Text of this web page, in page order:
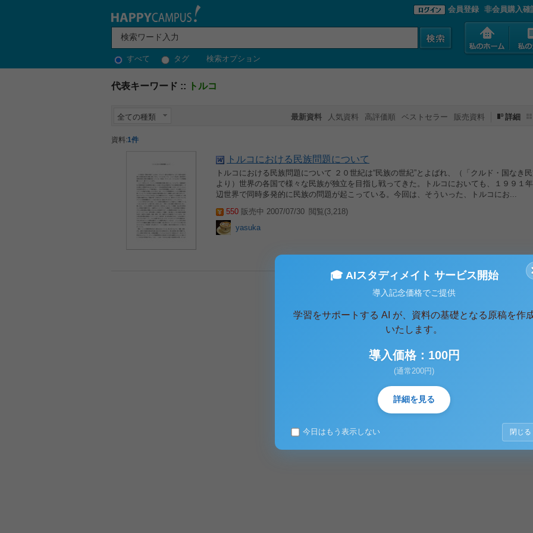
すべて タグ 検索オプション
会員登録 非会員購入確
代表キーワード :: トルコ
全ての種類 最新資料 人気資料 高評価順 ベストセラー 販売資料 詳細
資料:1件
トルコにおける民族問題について
トルコにおける民族問題について ２０世紀は“民族の世紀”とよばれ、（「クルド・国なき
より）世界の各国で様々な民族が独立を目指し戦ってきた。トルコにおいても、１９９１
辺世界で同時多発的に民族の問題が起こっている。今回は、そういった、トルコにお...
550 販売中 2007/07/30 閲覧(3,218)
yasuka
🎓 AIスタディメイト サービス開始
導入記念価格でご提供
学習をサポートする AI が、資料の基礎となる原稿を作
いたします。
導入価格：100円
(通常200円)
詳細を見る
今日はもう表示しない 閉じる